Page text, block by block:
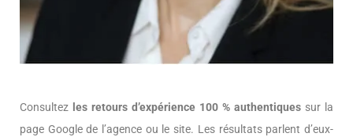
Consultez les retours d’expérience 100 % authentiques sur la
page Google de l’agence ou le site. Les résultats parlent d’eux-